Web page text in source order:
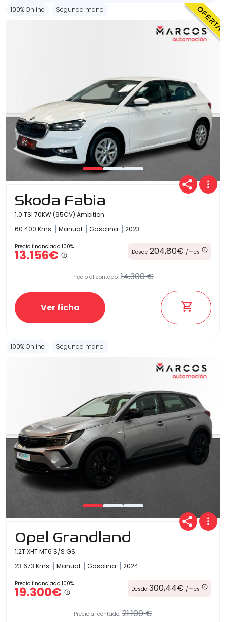
100% Online Segunda mano
Skoda Fabia
1.0 TSI 70KW (95CV) Ambition
60.400 Kms
Manual Gasolina 2023
Precio financiado 100%
13.156€ Desde 204,80€ /mes
Precio al contado: 14.300 €
Ver ficha
100% Online Segunda mano
Opel Grandland
1.2T XHT MT6 S/S GS
23.673 Kms
Manual Gasolina 2024
Precio financiado 100%
19.300€ Desde 300,44€ /mes
Precio al contado: 21.100 €